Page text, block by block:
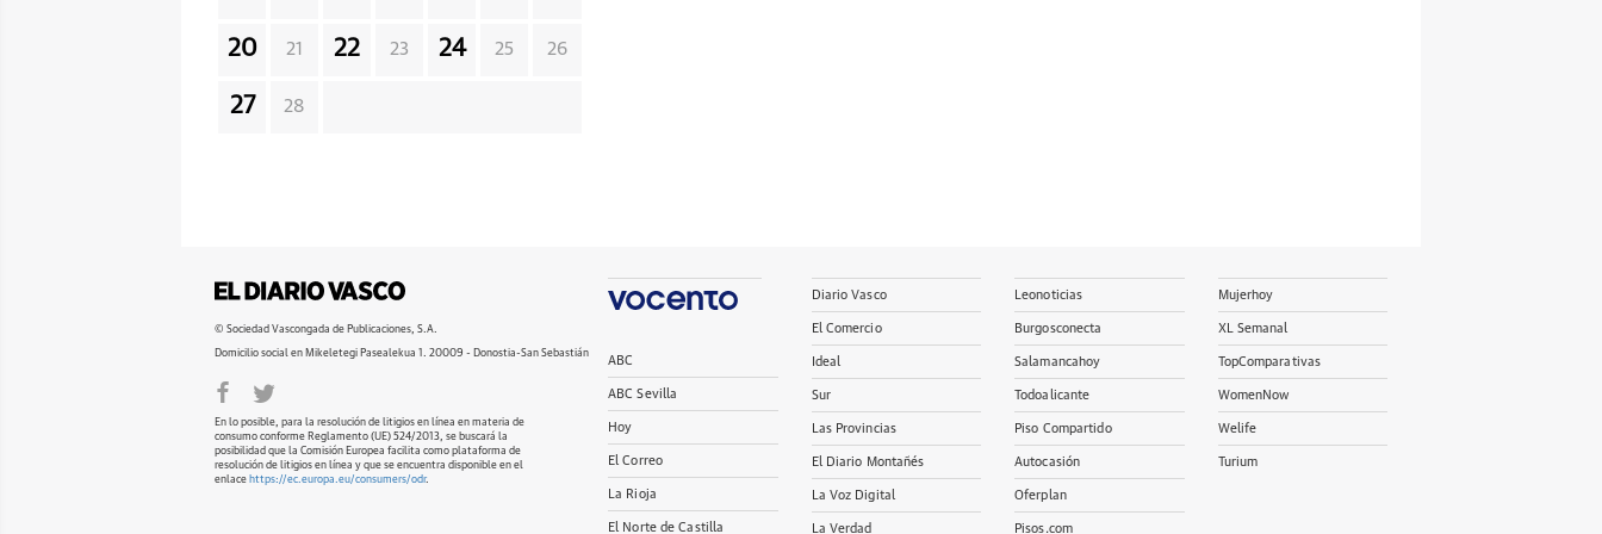
20 21 22 23 24 25 26
27 28
© Sociedad Vascongada de Publicaciones, S.A.
Domicilio social en Mikeletegi Pasealekua 1. 20009 - Donostia-San Sebastián
En lo posible, para la resolución de litigios en línea en materia de
consumo conforme Reglamento (UE) 524/2013, se buscará la
posibilidad que la Comisión Europea facilita como plataforma de
resolución de litigios en línea y que se encuentra disponible en el
enlace https://ec.europa.eu/consumers/odr.
ABC
ABC Sevilla
Hoy
El Correo
La Rioja
El Norte de Castilla
Diario Vasco
El Comercio
Ideal
Sur
Las Provincias
El Diario Montañés
La Voz Digital
La Verdad
Leonoticias
Burgosconecta
Salamancahoy
Todoalicante
Piso Compartido
Autocasión
Oferplan
Pisos.com
Mujerhoy
XL Semanal
TopComparativas
WomenNow
Welife
Turium